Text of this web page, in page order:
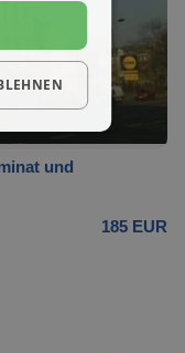
und
185 EUR